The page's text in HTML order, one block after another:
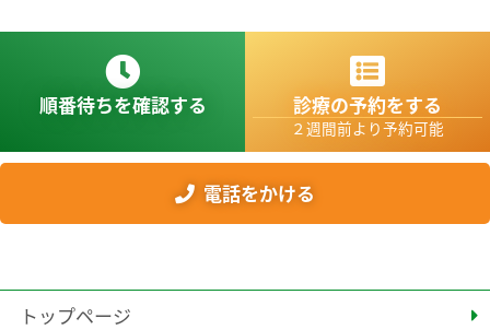
順番待ちを確認する 診療の予約をする
２週間前より予約可能
電話をかける
トップページ